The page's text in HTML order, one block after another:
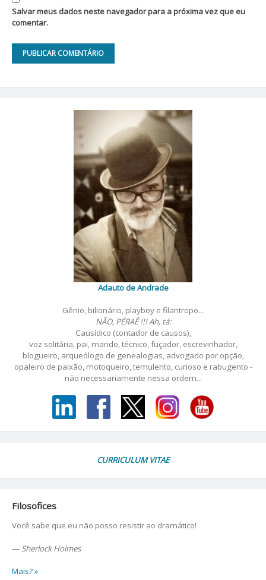
Salvar meus dados neste navegador para a próxima vez que eu
comentar.
Adauto de Andrade
Gênio, bilionário, playboy e filantropo...
NÃO, PÉRAÊ !!! Ah, tá:
Causídico (contador de causos),
voz solitária, pai, marido, técnico, fuçador, escrevinhador,
blogueiro, arqueólogo de genealogias, advogado por opção,
opaleiro de paixão, motoqueiro, temulento, curioso e rabugento -
não necessariamente nessa ordem...
CURRICULUM VITAE
Filosofices
Você sabe que eu não posso resistir ao dramático!
— Sherlock Holmes
Mais? »